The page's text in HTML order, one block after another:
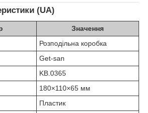
(UA)
Значення
Розподільна коробка
Get-san
KB.0365
180×110×65 мм
Пластик